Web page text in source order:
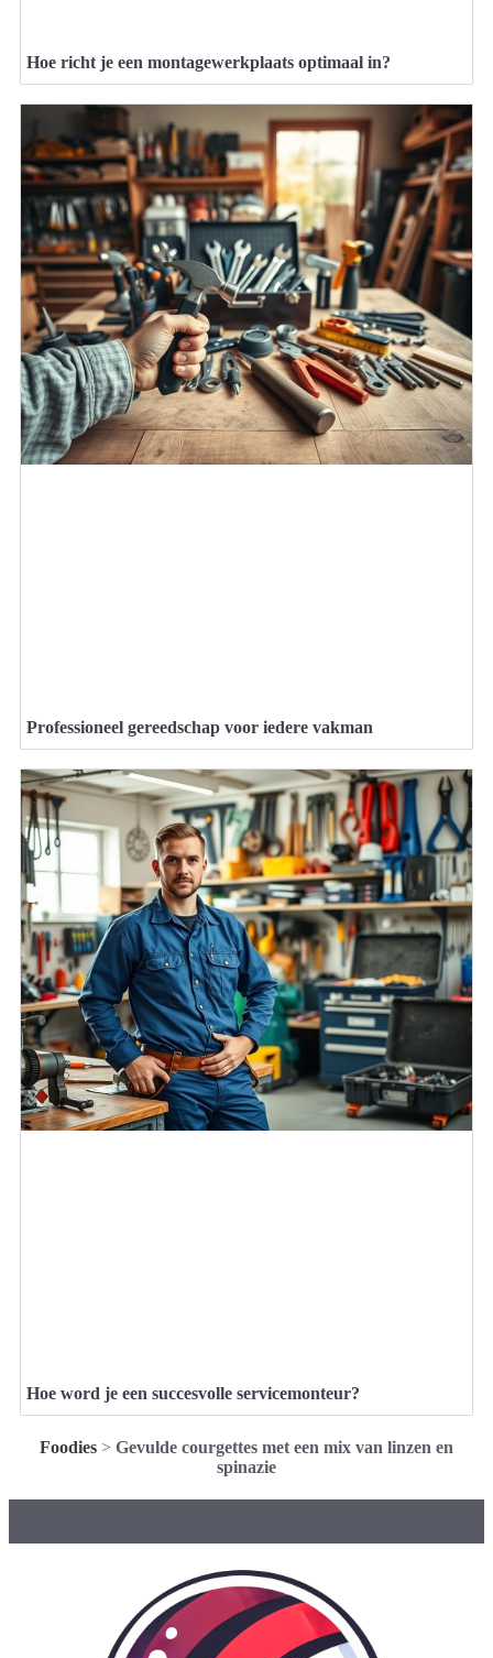
Hoe richt je een montagewerkplaats optimaal in?
Professioneel gereedschap voor iedere vakman
Hoe word je een succesvolle servicemonteur?
Foodies > Gevulde courgettes met een mix van linzen en
spinazie